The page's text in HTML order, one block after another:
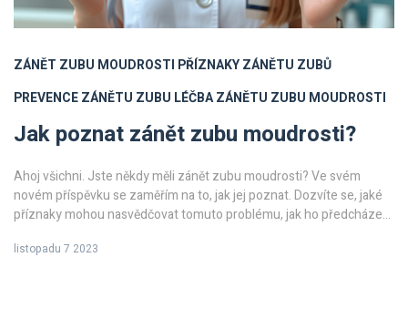
ZÁNĚT ZUBU MOUDROSTI PŘÍZNAKY ZÁNĚTU ZUBŮ
PREVENCE ZÁNĚTU ZUBU LÉČBA ZÁNĚTU ZUBU MOUDROSTI
Jak poznat zánět zubu moudrosti?
Ahoj všichni. Jste někdy měli zánět zubu moudrosti? Ve svém
novém příspěvku se zaměřím na to, jak jej poznat. Dozvíte se, jaké
příznaky mohou nasvědčovat tomuto problému, jak ho předcházet
pomůže lépe porozumět této otázce a zacházet se svou ústní
listopadu 7 2023